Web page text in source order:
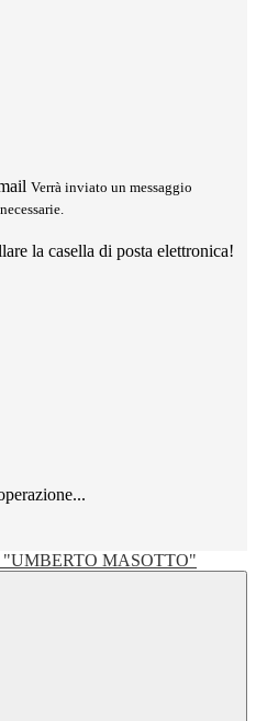
Verrà inviato un messaggio
la casella di posta elettronica!